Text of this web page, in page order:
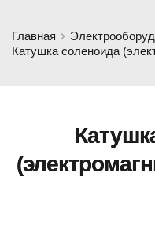
Главная
Катушка соленоида